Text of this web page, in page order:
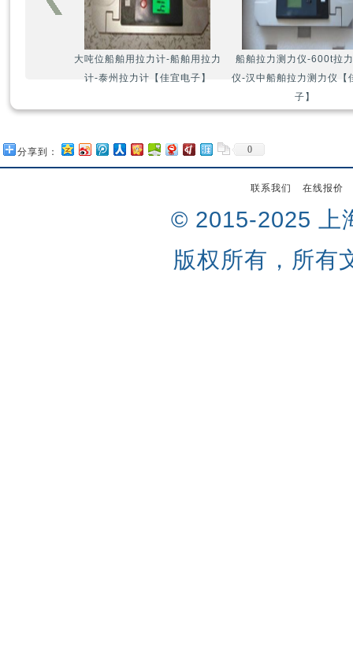
大吨位船舶用拉力计-船舶用拉力
计-泰州拉力计【佳宜电子】
船舶拉力测力仪-600t拉
仪-汉中船舶拉力测力仪【
子】
分享到： 0
联系我们 在线报价
© 2015-2025 上
版权所有，所有